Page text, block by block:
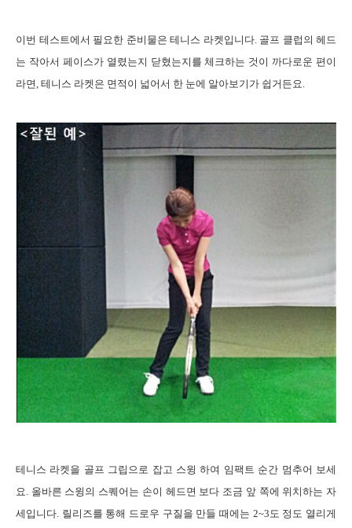
이번 테스트에서 필요한 준비물은 테니스 라켓입니다. 골프 클럽의 헤드
는 작아서 페이스가 열렸는지 닫혔는지를 체크하는 것이 까다로운 편이
라면 테니스 라켓은 면적이 넓어서 한 눈에 알아보기가 쉽거든요
테니스 라켓을 골프 그립으로 잡고 스윙 하여 임팩트 순간 멈추어 보세
요
올바른 스윙의 스퀘어는 손이 헤드면 보다 조금 앞 쪽에 위치하는 자
세입니다 릴리즈를 통해 드로우 구질을 만들 때에는 2~3 도 정도 열리게